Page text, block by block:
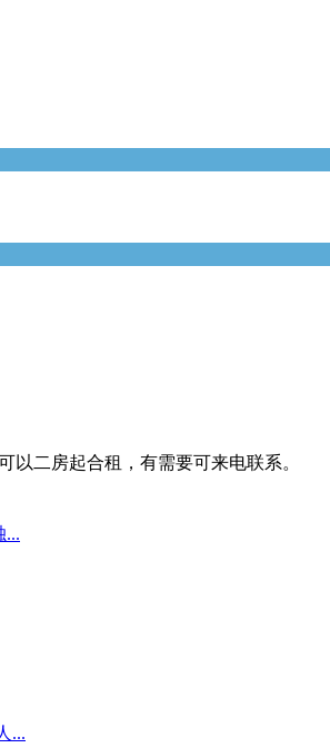
二房起合租，有需要可来电联系。
...
...